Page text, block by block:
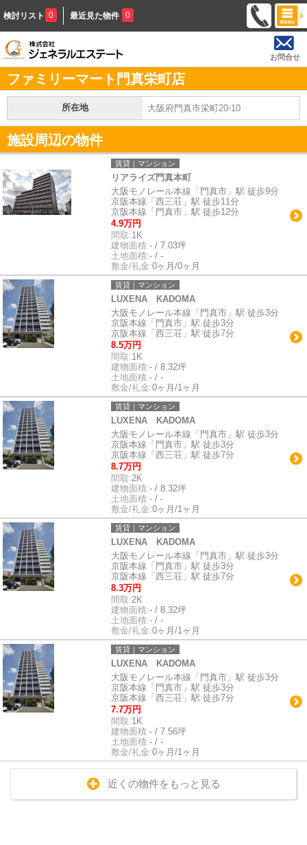
検討リスト 0 最近見た物件 0
お問合せ
ファミリーマート門真栄町店
所在地 大阪府門真市栄町20-10
施設周辺の物件
賃貸｜マンション
リアライズ門真本町
大阪モノレール本線「門真市」駅 徒歩9分
京阪本線「西三荘」駅 徒歩11分
京阪本線「門真市」駅 徒歩12分
4.9万円
間取:1K
建物面積:- / 7.03坪
土地面積:- / -
敷金/礼金:0ヶ月/0ヶ月
賃貸｜マンション
LUXENA KADOMA
大阪モノレール本線「門真市」駅 徒歩3分
京阪本線「門真市」駅 徒歩3分
京阪本線「西三荘」駅 徒歩7分
8.5万円
間取:1K
建物面積:- / 8.32坪
土地面積:- / -
敷金/礼金:0ヶ月/1ヶ月
賃貸｜マンション
LUXENA KADOMA
大阪モノレール本線「門真市」駅 徒歩3分
京阪本線「門真市」駅 徒歩3分
京阪本線「西三荘」駅 徒歩7分
8.7万円
間取:2K
建物面積:- / 8.32坪
土地面積:- / -
敷金/礼金:0ヶ月/1ヶ月
賃貸｜マンション
LUXENA KADOMA
大阪モノレール本線「門真市」駅 徒歩3分
京阪本線「門真市」駅 徒歩3分
京阪本線「西三荘」駅 徒歩7分
8.3万円
間取:2K
建物面積:- / 8.32坪
土地面積:- / -
敷金/礼金:0ヶ月/1ヶ月
賃貸｜マンション
LUXENA KADOMA
大阪モノレール本線「門真市」駅 徒歩3分
京阪本線「門真市」駅 徒歩3分
京阪本線「西三荘」駅 徒歩7分
7.7万円
間取:1K
建物面積:- / 7.56坪
土地面積:- / -
敷金/礼金:0ヶ月/1ヶ月
近くの物件をもっと見る